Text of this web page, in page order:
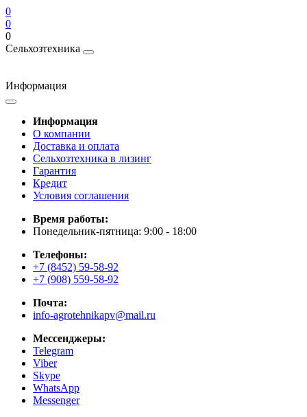
0
0
0
Сельхозтехника
Информация
Информация
О компании
Доставка и оплата
Сельхозтехника в лизинг
Гарантия
Кредит
Условия соглашения
Время работы:
Понедельник-пятница: 9:00 - 18:00
Телефоны:
+7 (8452) 59-58-92
+7 (908) 559-58-92
Почта:
info-agrotehnikapv@mail.ru
Мессенджеры:
Telegram
Viber
Skype
WhatsApp
Messenger